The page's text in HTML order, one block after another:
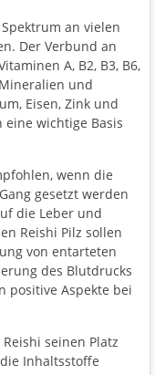
an vielen
Der Verbund an
A, B2, B3, B6,
und
Eisen, Zink und
wichtige Basis
wenn die
gesetzt werden
die Leber und
Reishi Pilz sollen
von entarteten
des Blutdrucks
positive Aspekte bei
seinen Platz
Inhaltsstoffe